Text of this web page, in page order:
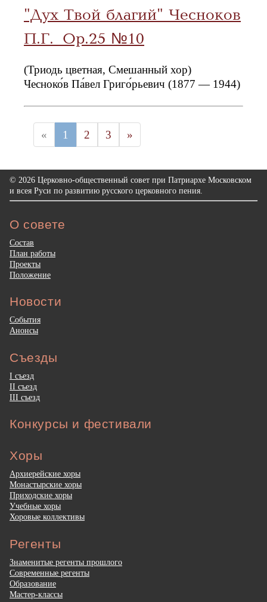
"Дух Твой благий" Чесноков
П.Г. Ор.25 №10
(Триодь цветная, Смешанный хор)
Чесноко́в Па́вел Григо́рьевич (1877 — 1944)
« 1 2 3 »
© 2026 Церковно-общественный совет при Патриархе Московском
и всея Руси по развитию русского церковного пения.
О совете
Состав
План работы
Проекты
Положение
Новости
События
Анонсы
Съезды
I съезд
II съезд
III съезд
Конкурсы и фестивали
Хоры
Архиерейские хоры
Монастырские хоры
Приходские хоры
Учебные хоры
Хоровые коллективы
Регенты
Знаменитые регенты прошлого
Современные регенты
Образование
Мастер-классы